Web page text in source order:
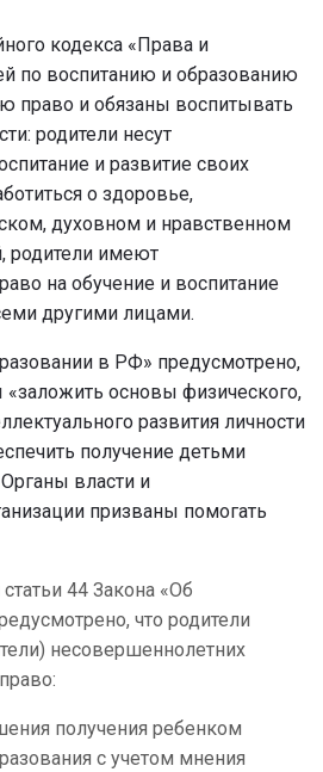
кодекса «Права и
по воспитанию и образованию
право и обязаны воспитывать
родители несут
и развитие своих
о здоровье,
духовном и нравственном
родители имеют
на обучение и воспитание
другими лицами.
в РФ» предусмотрено,
«заложить основы физического,
развития личности
получение детьми
власти и
призваны помогать
44 Закона «Об
что родители
несовершеннолетних
получения ребенком
с учетом мнения